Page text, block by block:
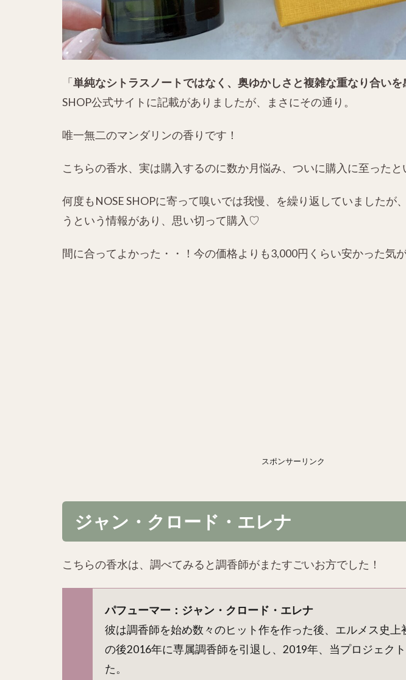
「 単純なシトラスノートではなく、奥ゆかしさと複雑な重なり合いを
SHOP公式サイトに記載がありましたが、まさにその通り。
唯一無二のマンダリンの香りです！
こちらの香水、実は購入するのに数か月悩み、ついに購入に至ったと
何度もNOSE SHOPに寄って嗅いでは我慢、を繰り返していましたが
うという情報があり、思い切って購入♡
間に合ってよかった・・！今の価格よりも3,000円くらい安かった気が
スポンサーリンク
ジャン・クロード・エレナ
こちらの香水は、調べてみると調香師がまたすごいお方でした！
パフューマー：ジャン・クロード・エレナ
彼は調香師を始め数々のヒット作を作った後、エルメス史上
の後2016年に専属調香師を引退し、2019年、当プロジェク
た。